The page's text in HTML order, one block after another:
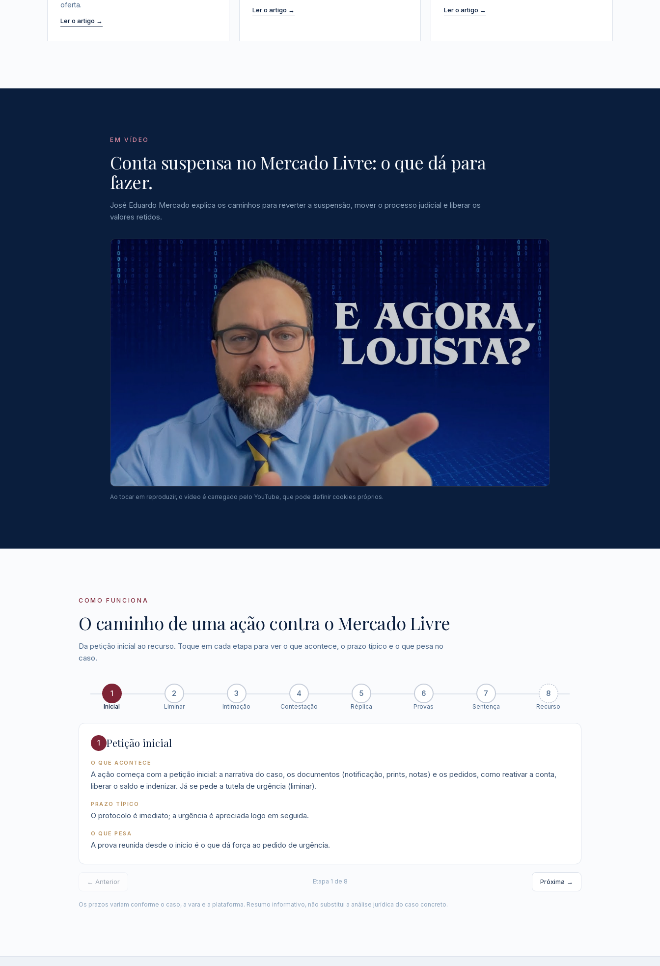
oferta.
Ler o artigo →
Ler o artigo → Ler o artigo →
EM VÍDEO
Conta suspensa no Mercado Livre: o que dá para
fazer.
José Eduardo Mercado explica os caminhos para reverter a suspensão, mover o processo judicial e liberar os
valores retidos.
Ao tocar em reproduzir, o vídeo é carregado pelo YouTube, que pode definir cookies próprios.
COMO FUNCIONA
O caminho de uma ação contra o Mercado Livre
Da petição inicial ao recurso. Toque em cada etapa para ver o que acontece, o prazo típico e o que pesa no
caso.
1
Inicial
2
Liminar
3
Intimação
4
Contestação
5
Réplica
6
Provas
7
Sentença
8
Recurso
1 Petição inicial
O QUE ACONTECE
A ação começa com a petição inicial: a narrativa do caso, os documentos (notificação, prints, notas) e os pedidos, como reativar a conta,
liberar o saldo e indenizar. Já se pede a tutela de urgência (liminar).
PRAZO TÍPICO
O protocolo é imediato; a urgência é apreciada logo em seguida.
O QUE PESA
A prova reunida desde o início é o que dá força ao pedido de urgência.
← Anterior Etapa 1 de 8 Próxima →
Os prazos variam conforme o caso, a vara e a plataforma. Resumo informativo, não substitui a análise jurídica do caso concreto.